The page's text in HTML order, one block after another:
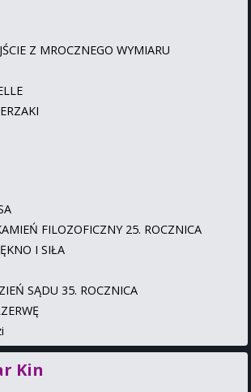
Z MROCZNEGO WYMIARU
FILOZOFICZNY 25. ROCZNICA
I SIŁA
SĄDU 35. ROCZNICA
Kin